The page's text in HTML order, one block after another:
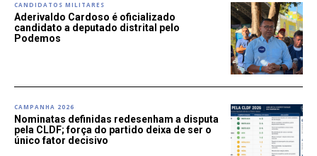
CANDIDATOS MILITARES
Aderivaldo Cardoso é oficializado
candidato a deputado distrital pelo
Podemos
CAMPANHA 2026
Nominatas definidas redesenham a disputa
pela CLDF; força do partido deixa de ser o
único fator decisivo